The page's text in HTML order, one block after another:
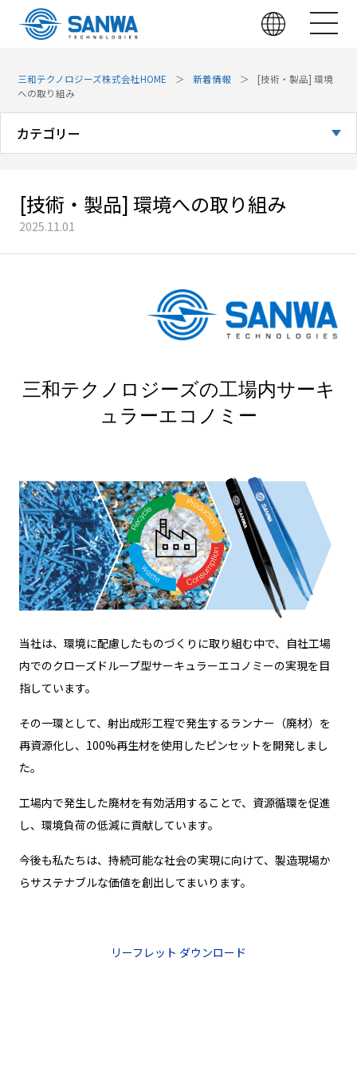
三和テクノロジーズ株式会社HOME 新着情報
[技術・製品] 環境
への取り組み
カテゴリー
お知らせ
展示会
[技術・製品] 環境への取り組み
2025.11.01
三和テクノロジーズの工場内サーキ
ュラーエコノミー
当社は、環境に配慮したものづくりに取り組む中で、自社工場
内でのクローズドループ型サーキュラーエコノミーの実現を目
指しています。
その一環として、射出成形工程で発生するランナー（廃材）を
再資源化し、100%再生材を使用したピンセットを開発しまし
た。
工場内で発生した廃材を有効活用することで、資源循環を促進
し、環境負荷の低減に貢献しています。
今後も私たちは、持続可能な社会の実現に向けて、製造現場か
らサステナブルな価値を創出してまいります。
リーフレット ダウンロード